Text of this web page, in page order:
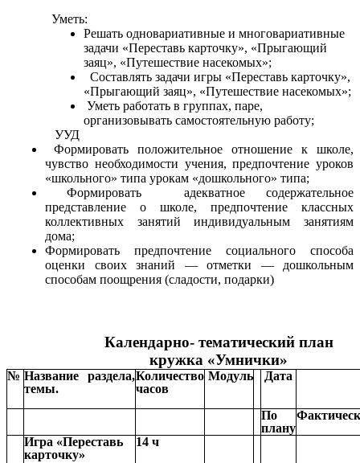
Уметь:
Решать одновариативные и многовариативные
задачи «Переставь карточку», «Прыгающий
заяц», «Путешествие насекомых»;
Составлять задачи игры «Переставь карточку»,
«Прыгающий заяц», «Путешествие насекомых»;
Уметь работать в группах, паре,
организовывать самостоятельную работу;
УУД
Формировать положительное отношение к школе,
чувство необходимости учения, предпочтение уроков
«школьного» типа урокам «дошкольного» типа;
Формировать адекватное содержательное
представление о школе, предпочтение классных
коллективных занятий индивидуальным занятиям
дома;
Формировать предпочтение социального способа
оценки своих знаний — отметки — дошкольным
способам поощрения (сладости, подарки)
Календарно- тематический план
кружка «Умнички»
№ Название раздела,
темы.
Количество
часов
Модуль Дата
По
плану
Игра «Переставь
карточку»
14 ч